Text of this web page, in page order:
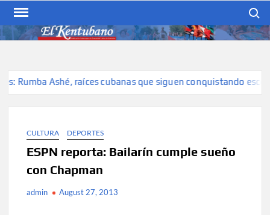
Skip
content
hispana de Kentucky
Ashé, raíces cubanas que siguen conquistando escenarios
CULTURA DEPORTES
ESPN reporta: Bailarín cumple sueño
con Chapman
admin August 27, 2013